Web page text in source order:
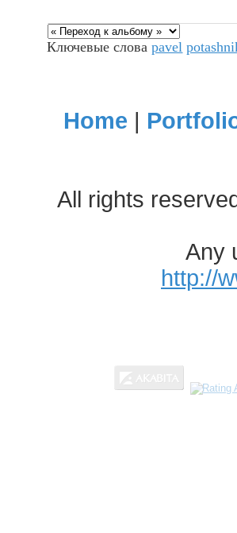
Ключевые словаpavel
Home |
All rights
Any
http://